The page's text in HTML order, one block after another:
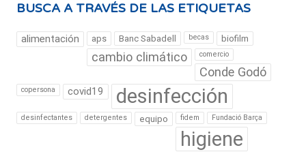
BUSCA A TRAVÉS DE LAS ETIQUETAS
alimentación aps Banc Sabadell becas biofilm
cambio climático comercio
Conde Godó
copersona covid19 desinfección
desinfectantes detergentes equipo fidem Fundació Barça
higiene